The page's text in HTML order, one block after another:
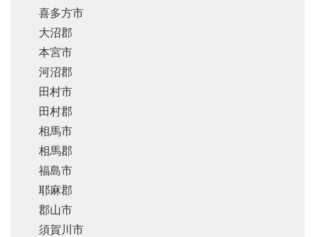
喜多方市
大沼郡
本宮市
河沼郡
田村市
田村郡
相馬市
相馬郡
福島市
耶麻郡
郡山市
須賀川市